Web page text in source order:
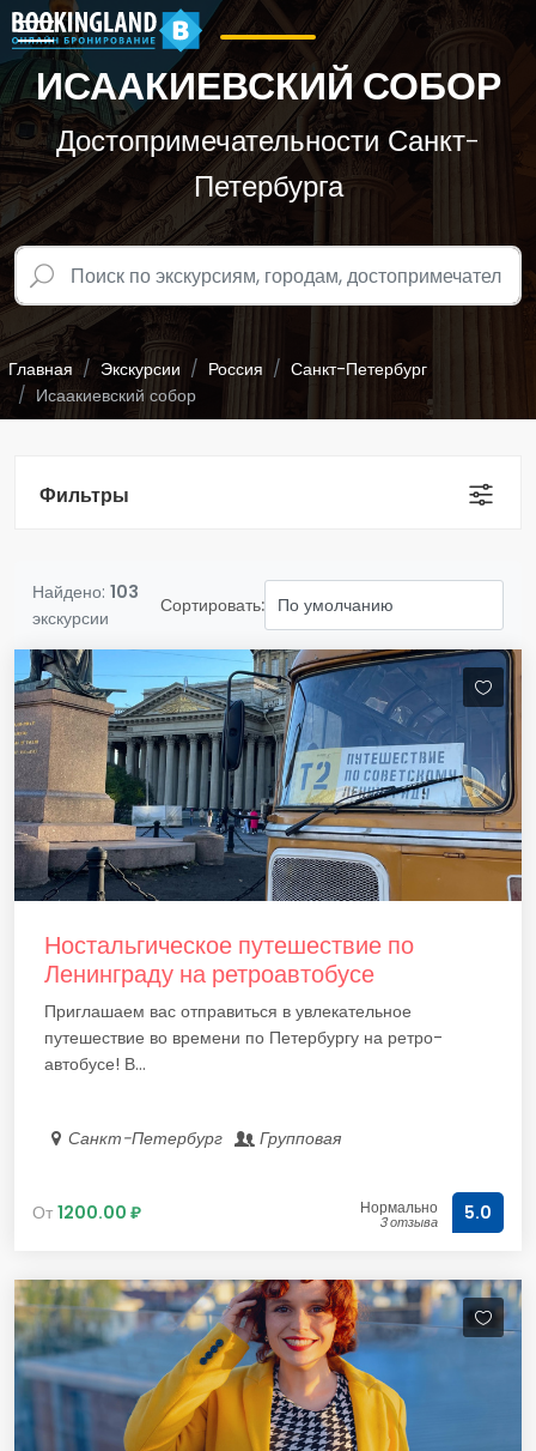
ИСААКИЕВСКИЙ СОБОР
Достопримечательности Санкт-
Петербурга
Главная Экскурсии Россия
Санкт-Петербург
Исаакиевский собор
Фильтры
Найдено: 103
экскурсии
Сортировать:
Ностальгическое путешествие по
Ленинграду на ретроавтобусе
Приглашаем вас отправиться в увлекательное
путешествие во времени по Петербургу на ретро-
автобусе! В...
Санкт-Петербург Групповая
От 1200.00 ₽ Нормально
3 отзыва 5.0